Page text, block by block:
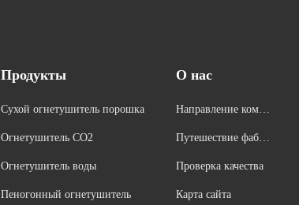
Продукты
Сухой огнетушитель порошка
Огнетушитель СО2
Огнетушитель воды
Пеногонный огнетушитель
О нас
Направление компа
Путешествие фабри
Проверка качества
Карта сайта